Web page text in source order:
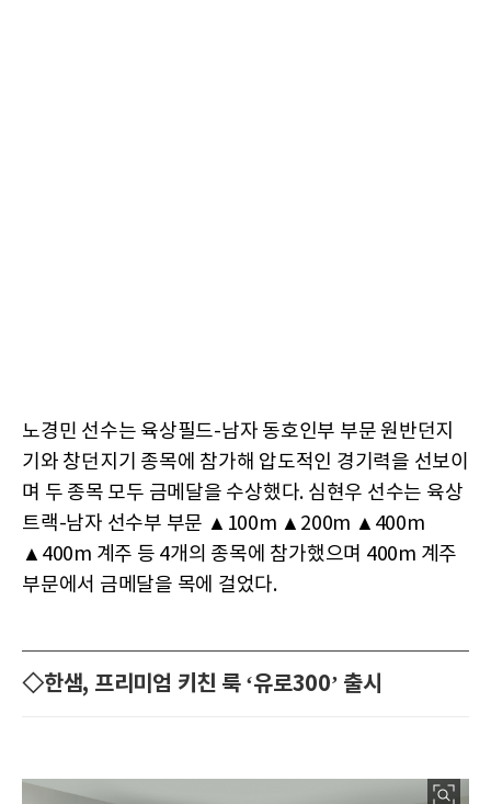
노경민 선수는 육상필드-남자 동호인부 부문 원반던지
기와 창던지기 종목에 참가해 압도적인 경기력을 선보이
며 두 종목 모두 금메달을 수상했다. 심현우 선수는 육상
트랙-남자 선수부 부문 ▲100m ▲200m ▲400m
▲400m 계주 등 4개의 종목에 참가했으며 400m 계주
부문에서 금메달을 목에 걸었다.
◇한샘, 프리미엄 키친 룩 ‘유로300’ 출시